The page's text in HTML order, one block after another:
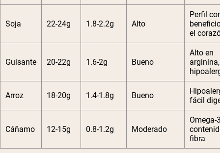
Soja 22-24g 1.8-2.2g Alto
Perfil
el
Guisante 20-22g 1.6-2g Bueno
Alto en
arginina,
Arroz 18-20g 1.4-1.8g Bueno
fácil
Cáñamo 12-15g 0.8-1.2g Moderado
Omega-
fibra